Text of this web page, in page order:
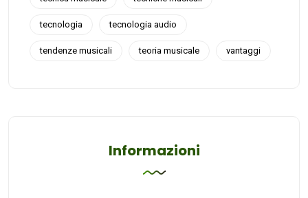
tecnologia tecnologia audio
tendenze musicali teoria musicale vantaggi
Informazioni